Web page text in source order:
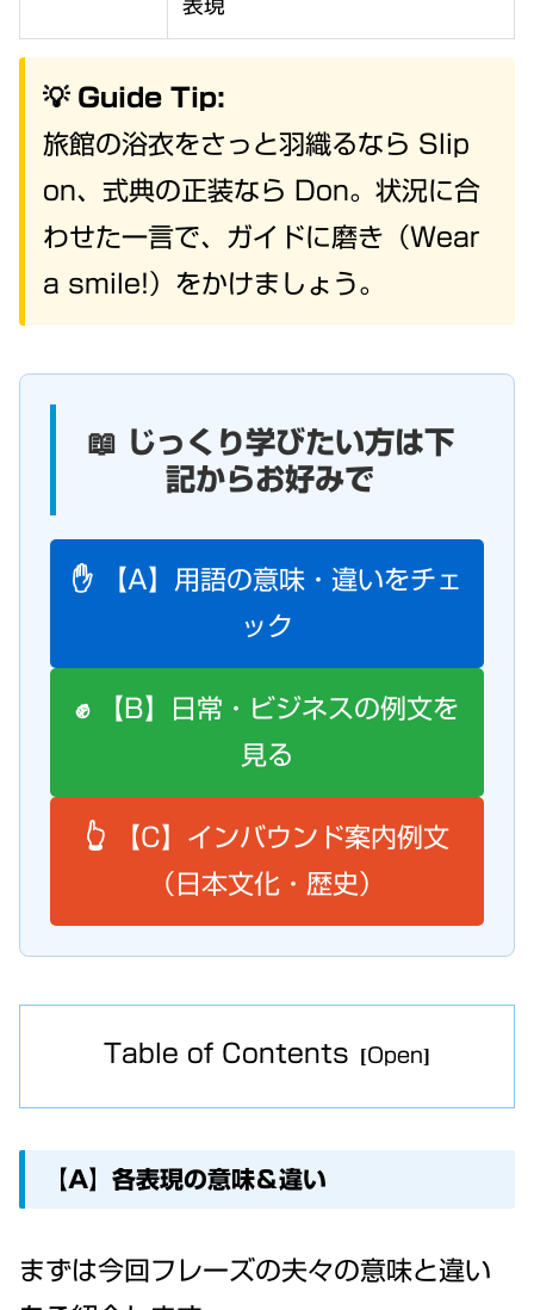
表現
💡 Guide Tip:
旅館の浴衣をさっと羽織るなら Slip
on、式典の正装なら Don。状況に合
わせた一言で、ガイドに磨き（Wear
a smile!）をかけましょう。
📖 じっくり学びたい方は下
記からお好みで
✋ 【A】用語の意味・違いをチェ
ック
✊ 【B】日常・ビジネスの例文を
見る
👆 【C】インバウンド案内例文
（日本文化・歴史）
Table of Contents
【A】各表現の意味＆違い
まずは今回フレーズの夫々の意味と違い